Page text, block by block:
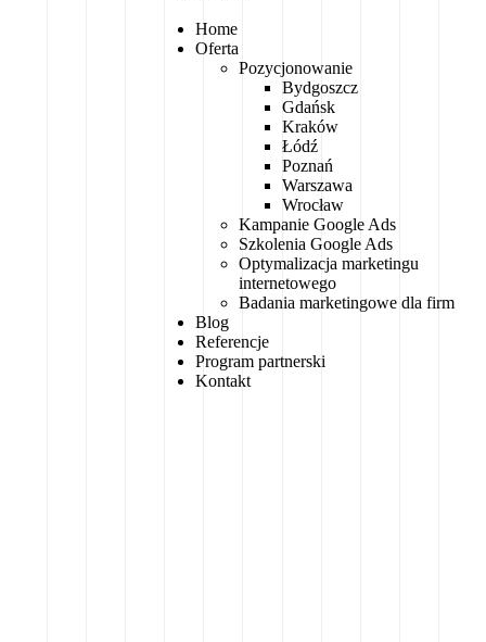
Home
Oferta
Pozycjonowanie
Bydgoszcz
Gdańsk
Kraków
Łódź
Poznań
Warszawa
Wrocław
Kampanie Google Ads
Szkolenia Google Ads
Optymalizacja marketingu
internetowego
Badania marketingowe dla firm
Blog
Referencje
Program partnerski
Kontakt